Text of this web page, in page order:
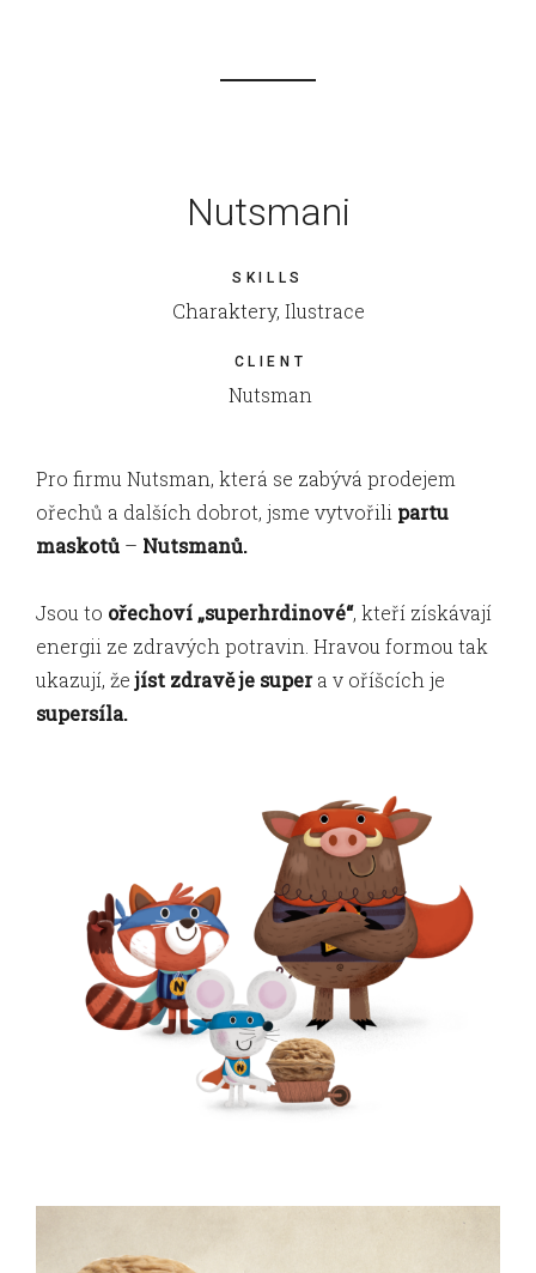
Nutsmani
SKILLS
Charaktery, Ilustrace
CLIENT
Nutsman
Pro firmu Nutsman, která se zabývá prodejem
ořechů a dalších dobrot, jsme vytvořili partu
maskotů – Nutsmanů.
Jsou to ořechoví „superhrdinové“, kteří získávají
energii ze zdravých potravin. Hravou formou tak
ukazují, žejíst zdravě je supera v oříšcích je
supersíla.